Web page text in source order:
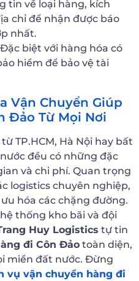
tin về loại hàng, kích
chỉ để nhận được báo
nhất.
Đặc biệt với hàng hóa có
hiểm để bảo vệ tài
Vận Chuyển Giúp
Đảo Từ Mọi Nơi
từ TP.HCM, Hà Nội hay bất
đều có những đặc
và chi phí. Quan trọng
logistics chuyên nghiệp,
hóa các chặng đường.
thống kho bãi và đội
Huy Logistics tự tin
đi Côn Đảo toàn diện,
miền đất nước. Đừng
vụ vận chuyển hàng đi